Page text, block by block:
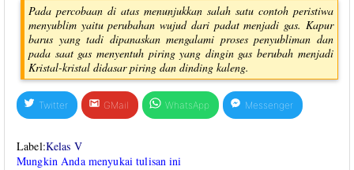
Pada percobaan di atas menunjukkan salah satu contoh peristiwa
menyublim yaitu perubahan wujud dari padat menjadi gas. Kapur
barus yang tadi dipanaskan mengalami proses penyubliman dan
pada saat gas menyentuh piring yang dingin gas berubah menjadi
Kristal-kristal didasar piring dan dinding kaleng.
Twitter GMail WhatsApp Messenger
Label:Kelas V
Mungkin Anda menyukai tulisan ini